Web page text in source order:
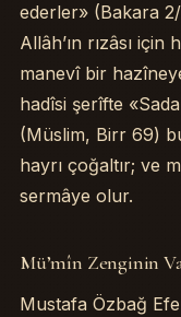
ederler» (Bakara
Allâh’ın rızâsı
manevî bir
hadîsi şerîfte
(Müslim, Birr 69)
hayrı çoğaltır; ve
sermâye olur.
Mü’mîn Zenginin
Mustafa Özbağ